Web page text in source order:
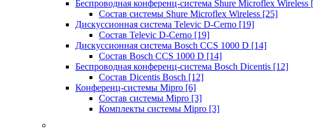
Беспроводная конференц-система Shure Microflex Wireless
Состав системы Shure Microflex Wireless [25]
Дискуссионная система Televic D-Cerno [19]
Состав Televic D-Cerno [19]
Дискуссионная система Bosch CCS 1000 D [14]
Состав Bosch CCS 1000 D [14]
Беспроводная конференц-система Bosch Dicentis [12]
Состав Dicentis Bosch [12]
Конференц-системы Mipro [6]
Состав системы Mipro [3]
Комплекты системы Mipro [3]